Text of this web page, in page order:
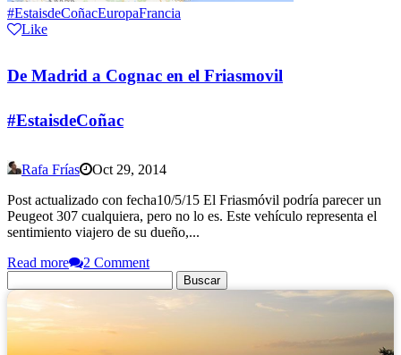
#EstaisdeCoñacEuropaFrancia
Like
De Madrid a Cognac en el Friasmovil
#EstaisdeCoñac
Rafa Frías
Oct 29, 2014
Post actualizado con fecha10/5/15 El Friasmóvil podría parecer un
Peugeot 307 cualquiera, pero no lo es. Este vehículo representa el
sentimiento viajero de su dueño,...
Read more
2 Comment